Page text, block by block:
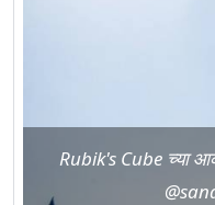
Rubik's Cube च्या